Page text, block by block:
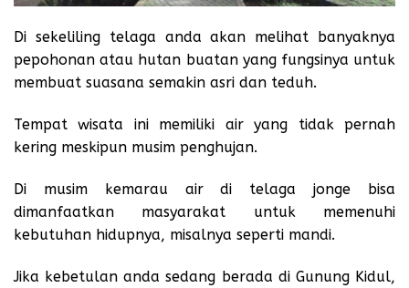
Di sekeliling telaga anda akan melihat banyaknya
pepohonan atau hutan buatan yang fungsinya untuk
membuat suasana semakin asri dan teduh.
Tempat wisata ini memiliki air yang tidak pernah
kering meskipun musim penghujan.
Di musim kemarau air di telaga jonge bisa
dimanfaatkan masyarakat untuk memenuhi
kebutuhan hidupnya, misalnya seperti mandi.
Jika kebetulan anda sedang berada di Gunung Kidul,